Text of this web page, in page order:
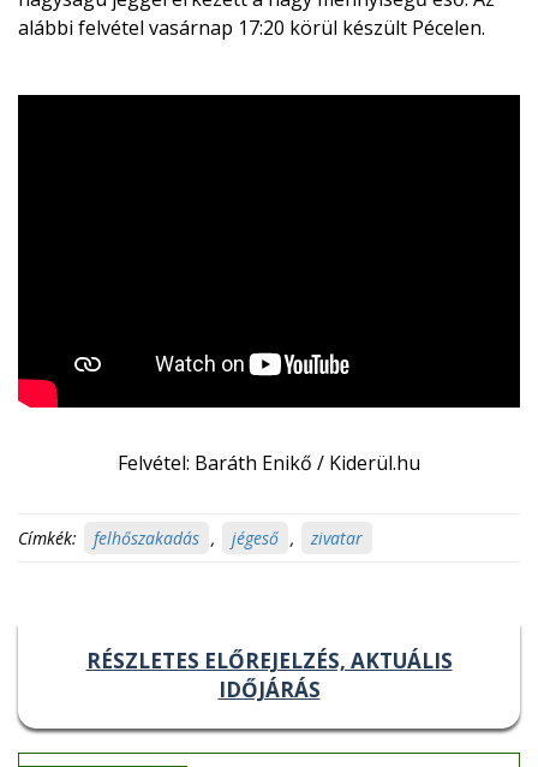
alábbi felvétel vasárnap 17:20 körül készült Pécelen.
Felvétel: Baráth Enikő / Kiderül.hu
Címkék: felhőszakadás , jégeső , zivatar
RÉSZLETES ELŐREJELZÉS, AKTUÁLIS
IDŐJÁRÁS